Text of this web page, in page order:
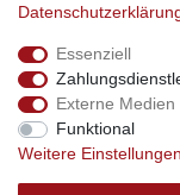
Essenziell
Externe Medien
Funktional
Weitere Einstellungen
Widerrufs­recht